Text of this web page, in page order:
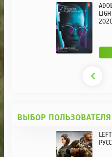
ВЫБОР ПОЛЬЗОВАТЕЛЯ